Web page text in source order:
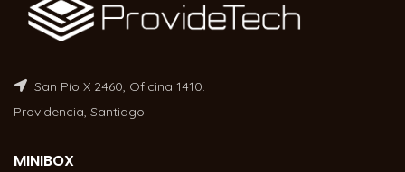
San Pío X 2460, Oficina 1410.
Providencia, Santiago
MINIBOX